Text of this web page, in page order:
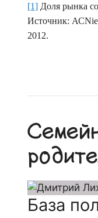
[1] Доля рынка
Источник:
2012.
База